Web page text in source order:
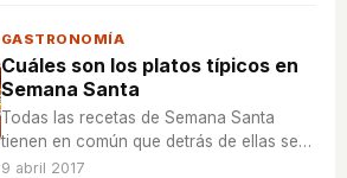
GASTRONOMÍA
Cuáles son los platos típicos en
Semana Santa
Todas las recetas de Semana Santa
tienen en común que detrás de ellas se
encuentra un motivo religioso. Descubre
9 abril 2017